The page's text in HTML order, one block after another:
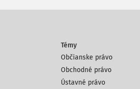
Témy
Občianske právo
Obchodné právo
Ústavné právo